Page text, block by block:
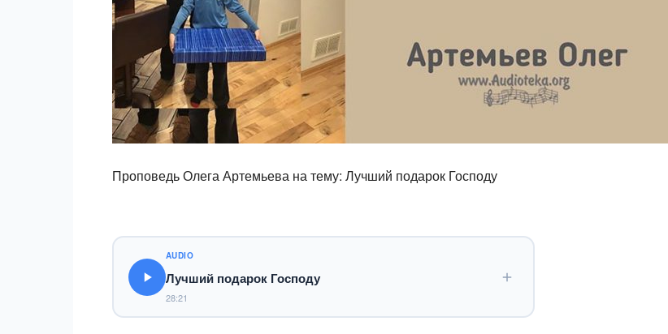
Проповедь Олега Артемьева на тему: Лучший подарок Господу
AUDIO
Лучший подарок Господу
28:21